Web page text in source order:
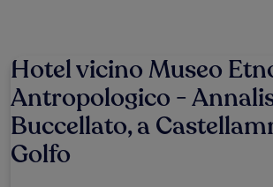
Hotel vicino Museo
Antropologico -
Buccellato, a
Golfo